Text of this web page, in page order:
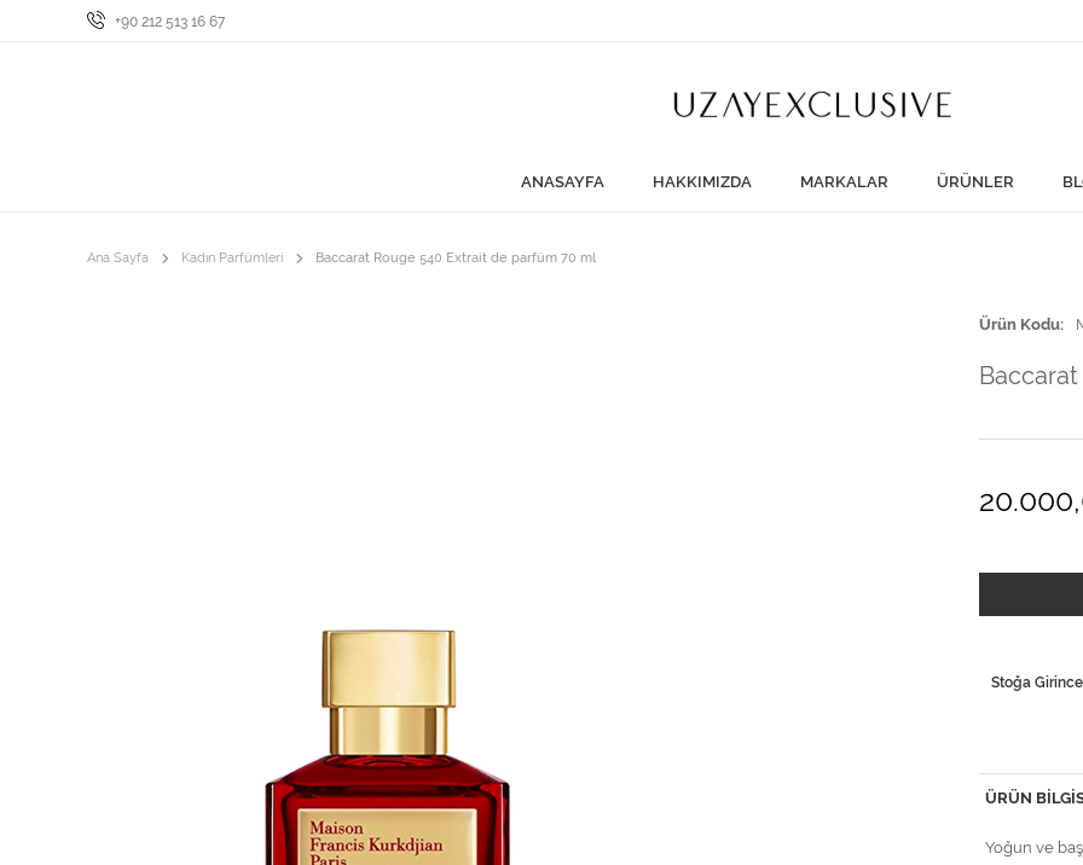
+90 212 513 16 67
ANASAYFA HAKKIMIZDA MARKALAR ÜRÜNLER
Ana Sayfa Kadın Parfümleri Baccarat Rouge 540 Extrait de parfüm 70 ml
Ürün Kodu
Stoğa
ÜRÜN
Yoğun ve